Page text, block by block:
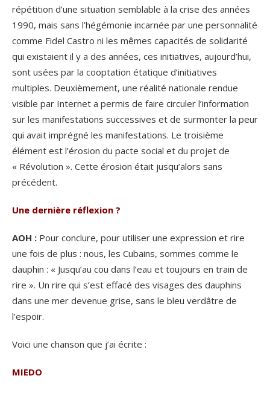
répétition d’une situation semblable à la crise des années
1990, mais sans l’hégémonie incarnée par une personnalité
comme Fidel Castro ni les mêmes capacités de solidarité
qui existaient il y a des années, ces initiatives, aujourd’hui,
sont usées par la cooptation étatique d’initiatives
multiples. Deuxièmement, une réalité nationale rendue
visible par Internet a permis de faire circuler l’information
sur les manifestations successives et de surmonter la peur
qui avait imprégné les manifestations. Le troisième
élément est l’érosion du pacte social et du projet de
« Révolution ». Cette érosion était jusqu’alors sans
précédent.
Une dernière réflexion ?
AOH : Pour conclure, pour utiliser une expression et rire
une fois de plus : nous, les Cubains, sommes comme le
dauphin : « Jusqu’au cou dans l’eau et toujours en train de
rire ». Un rire qui s’est effacé des visages des dauphins
dans une mer devenue grise, sans le bleu verdâtre de
l’espoir.
Voici une chanson que j’ai écrite :
MIEDO